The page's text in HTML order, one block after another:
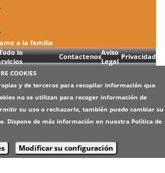
a la familia
lo
ContactenosAviso
Legal
Privacidad
COOKIES
y de terceros para recopilar información que
no se utilizan para recoger información de
su uso o rechazarlo, también puede cambiar su
Dispone de más información en nuestra Política de